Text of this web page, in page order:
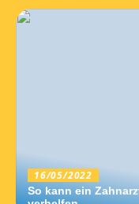
16/05/2022
So kann ein